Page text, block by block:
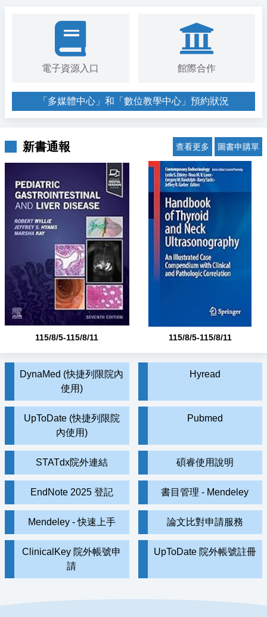
電子資源入口 館際合作
「多媒體中心」和「數位教學中心」預約狀況
新書通報 查看更多 圖書申購單
115/8/5-115/8/11 115/8/5-115/8/11
DynaMed (快捷列限院內
使用)
Hyread
UpToDate (快捷列限院
內使用)
Pubmed
STATdx院外連結 碩睿使用說明
EndNote 2025 登記 書目管理 - Mendeley
Mendeley - 快速上手 論文比對申請服務
ClinicalKey 院外帳號申
請
UpToDate 院外帳號註冊